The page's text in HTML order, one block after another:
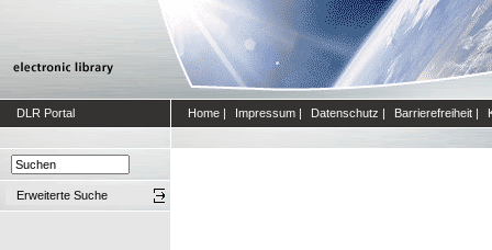
DLR Portal Home | Impressum | Datenschutz | Barrierefreiheit |
Erweiterte Suche